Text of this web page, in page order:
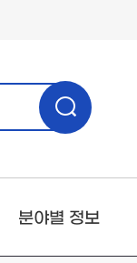
분야별 정보